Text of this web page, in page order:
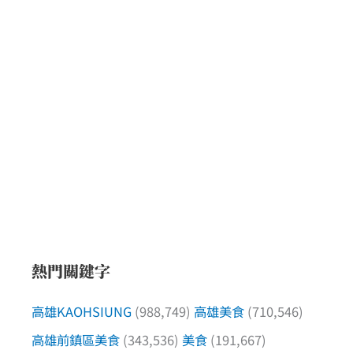
熱門關鍵字
高雄KAOHSIUNG (988,749) 高雄美食 (710,546)
高雄前鎮區美食 (343,536) 美食 (191,667)